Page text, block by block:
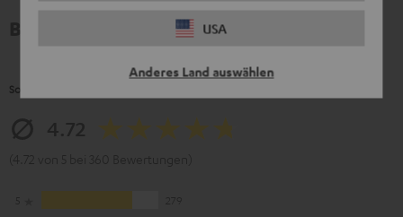
USA
Anderes Land auswählen
So bewerten Kunden dieses Produkt